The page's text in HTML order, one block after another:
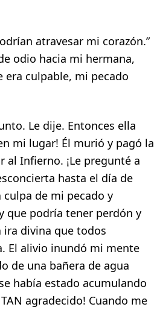
atravesar mi corazón.”
odio hacia mi hermana,
era culpable, mi pecado
Le dije. Entonces ella
mi lugar! Él murió y pagó la
Infierno. ¡Le pregunté a
hasta el día de
de mi pecado y
que podría tener perdón y
ira divina que todos
El alivio inundó mi mente
de una bañera de agua
había estado acumulando
agradecido! Cuando me